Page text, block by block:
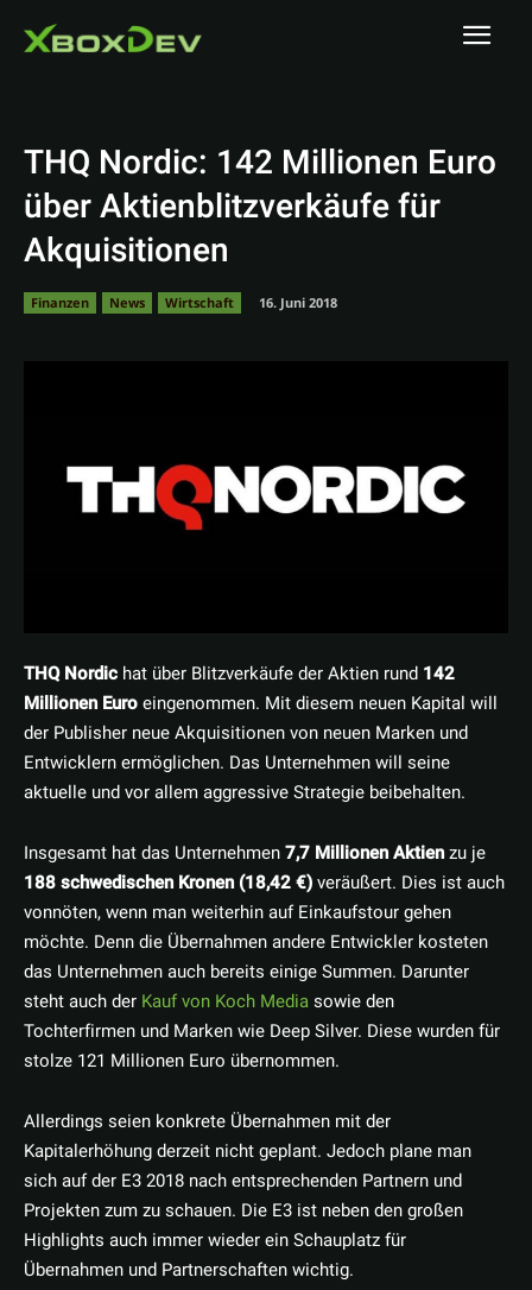
THQ Nordic: 142 Millionen Euro
über Aktienblitzverkäufe für
Akquisitionen
Finanzen News Wirtschaft 16. Juni 2018
THQ Nordic hat über Blitzverkäufe der Aktien rund 142
Millionen Euroeingenommen. Mit diesem neuen Kapital will
der Publisher neue Akquisitionen von neuen Marken und
Entwicklern ermöglichen. Das Unternehmen will seine
aktuelle und vor allem aggressive Strategie beibehalten.
Insgesamt hat das Unternehmen7,7 Millionen Aktienzu je
188 schwedischen Kronen (18,42 €)veräußert. Dies ist auch
vonnöten, wenn man weiterhin auf Einkaufstour gehen
möchte. Denn die Übernahmen andere Entwickler kosteten
das Unternehmen auch bereits einige Summen. Darunter
steht auch der Kauf von Koch Mediasowie den
Tochterfirmen und Marken wie Deep Silver. Diese wurden für
stolze 121 Millionen Euro übernommen.
Allerdings seien konkrete Übernahmen mit der
Kapitalerhöhung derzeit nicht geplant. Jedoch plane man
sich auf der E3 2018 nach entsprechenden Partnern und
Projekten zum zu schauen. Die E3 ist neben den großen
Highlights auch immer wieder ein Schauplatz für
Übernahmen und Partnerschaften wichtig.